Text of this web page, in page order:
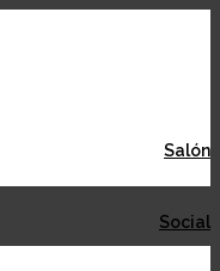
Salón
Social